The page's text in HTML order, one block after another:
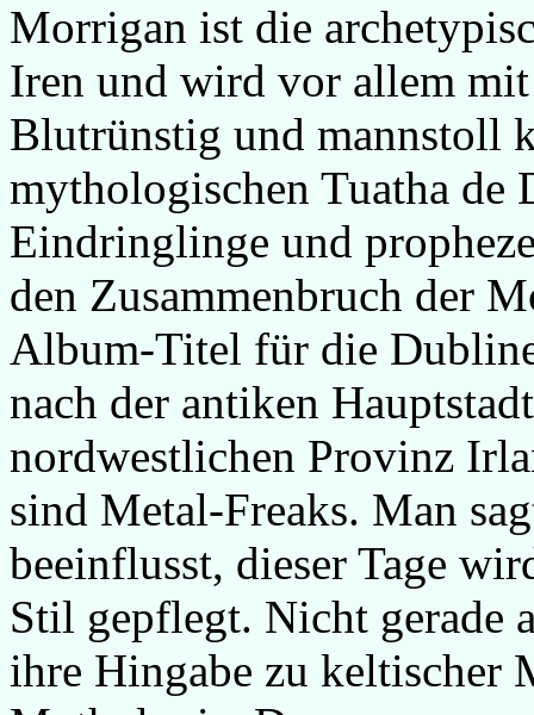
Morrigan ist die
Iren und wird vor allem
Blutrünstig und mannstoll
mythologischen Tuatha de
Eindringlinge und
den Zusammenbruch der
Album-Titel für die
nach der antiken
nordwestlichen Provinz
sind Metal-Freaks. Man
beeinflusst, dieser Tage
Stil gepflegt. Nicht gerade
ihre Hingabe zu keltischer